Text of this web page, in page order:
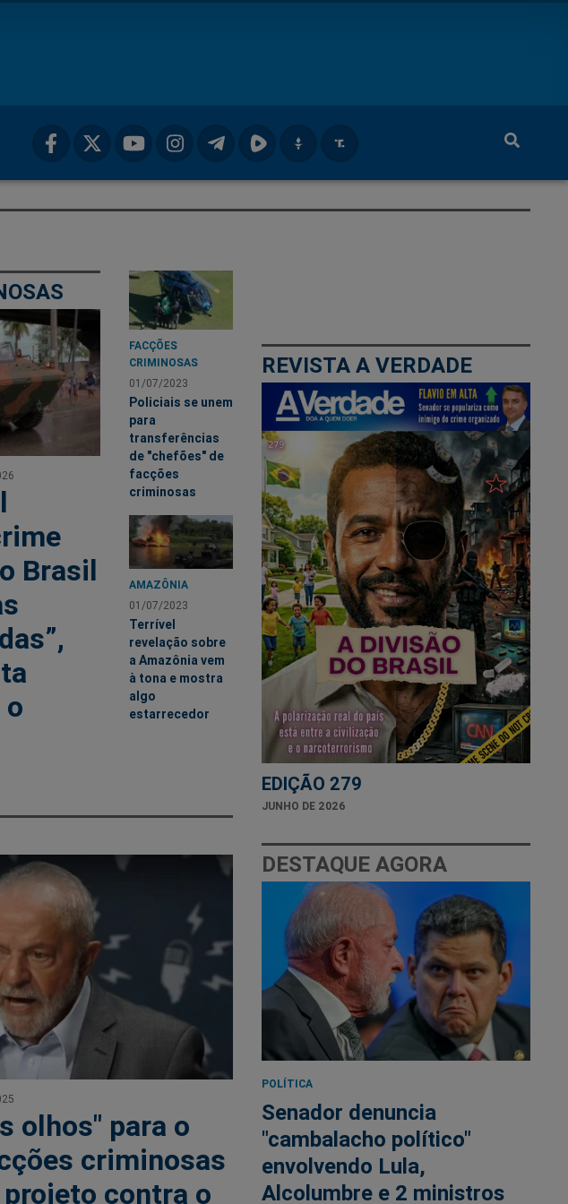
Brasil
FACÇÕES
CRIMINOSAS
01/07/2023
Policiais se unem
para
transferências
de "chefões" de
facções
criminosas
AMAZÔNIA
01/07/2023
Terrível
revelação sobre
a Amazônia vem
à tona e mostra
algo
estarrecedor
olhos" para o
criminosas
contra o
REVISTA A VERDADE
EDIÇÃO 279
JUNHO DE 2026
DESTAQUE AGORA
POLÍTICA
Senador denuncia
"cambalacho político"
envolvendo Lula,
Alcolumbre e 2 ministros